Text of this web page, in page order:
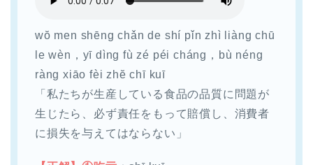
wŏ men shēng chǎn de shí pǐn zhì liàng chū
le wèn，yī dìng fù zé péi cháng，bù néng
ràng xiāo fèi zhĕ chī kuī
「私たちが生産している食品の品質に問題が
生じたら、必ず責任をもって賠償し、消費者
に損失を与えてはならない」